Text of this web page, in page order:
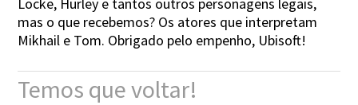
mas o que recebemos? Os atores que interpretam
Mikhail e Tom. Obrigado pelo empenho, Ubisoft!
Temos que voltar!